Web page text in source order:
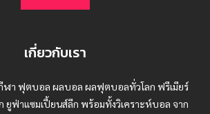
เกี่ยวกับเรา
กีฬา ฟุตบอล ผลบอล ผลฟุตบอลทั่วโลก ฟรีเมียร์
ยูฟ่าแซมเปี้ยนส์ลีก พร้อมทั้งวิเคราะห์บอล จาก